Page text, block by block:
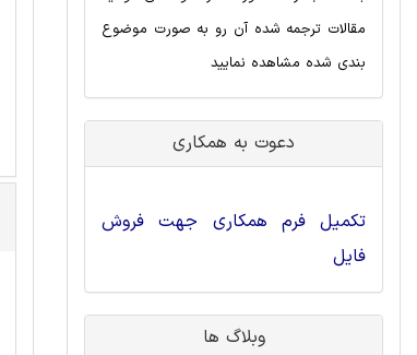
مقالات ترجمه شده آن رو به صورت موضوع
بندی شده مشاهده نمایید
دعوت به همکاری
تکمیل فرم همکاری جهت فروش
فایل
وبلاگ ها